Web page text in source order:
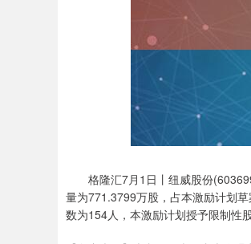
格隆汇7月1日丨纽威股份
量为771.3799万股，占本激励计划
数为154人，本激励计划授予限制性